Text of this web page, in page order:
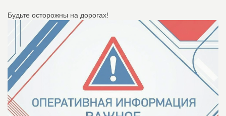
Будьте осторожны на дорогах!